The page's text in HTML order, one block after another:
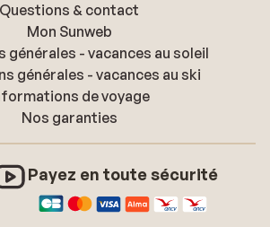
Questions & contact
Mon Sunweb
générales - vacances au soleil
générales - vacances au ski
de voyage
Nos garanties
Payez en toute sécurité